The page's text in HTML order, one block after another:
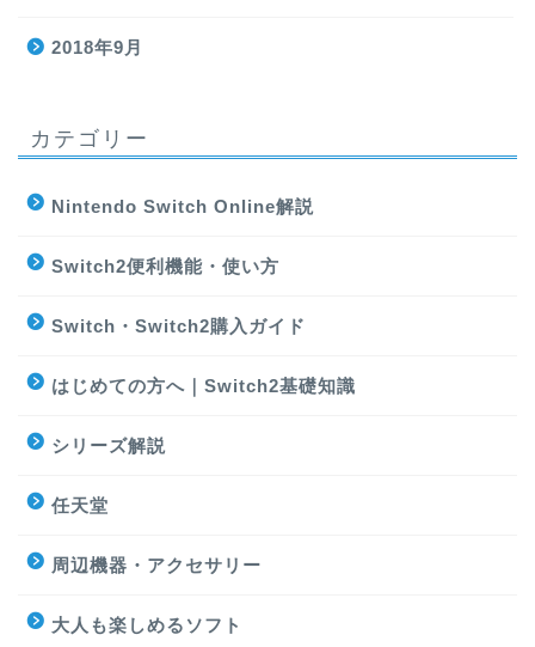
2018年9月
カテゴリー
Nintendo Switch Online解説
Switch2便利機能・使い方
Switch・Switch2購入ガイド
はじめての方へ｜Switch2基礎知識
シリーズ解説
任天堂
周辺機器・アクセサリー
大人も楽しめるソフト